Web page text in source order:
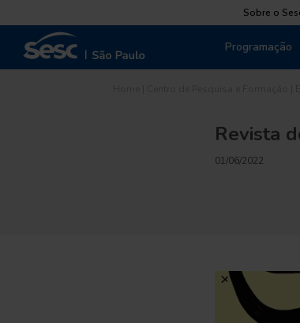
Sobre o
Programação
Revista
01/06/2022